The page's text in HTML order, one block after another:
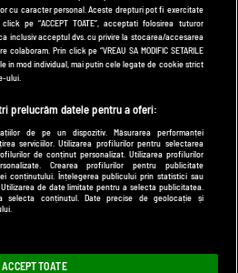
cu caracter personal. Aceste drepturi pot fi exercitate
pe “ACCEPT TOATE”, acceptati folosirea tuturor
inclusiv acceptul dvs. cu privire la stocarea/accesarea
Prin click pe “VREAU SA MODIFIC SETARILE
in mod individual, mai putin cele legate de cookie strict
ului.
prelucrăm datele pentru a oferi:
de pe un dispozitiv. Măsurarea performanței
serviciilor. Utilizarea profilurilor pentru selectarea
de conținut personalizat. Utilizarea profilurilor
Crearea profilurilor pentru publicitate
conținutului. Înțelegerea publicului prin statistici sau
de date limitate pentru a selecta publicitatea.
selecta conținutul. Date precise de geolocație și
ACCEPT TOATE